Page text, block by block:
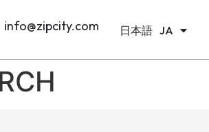
info@zipcity.com 日本語 JA
한국어 KO